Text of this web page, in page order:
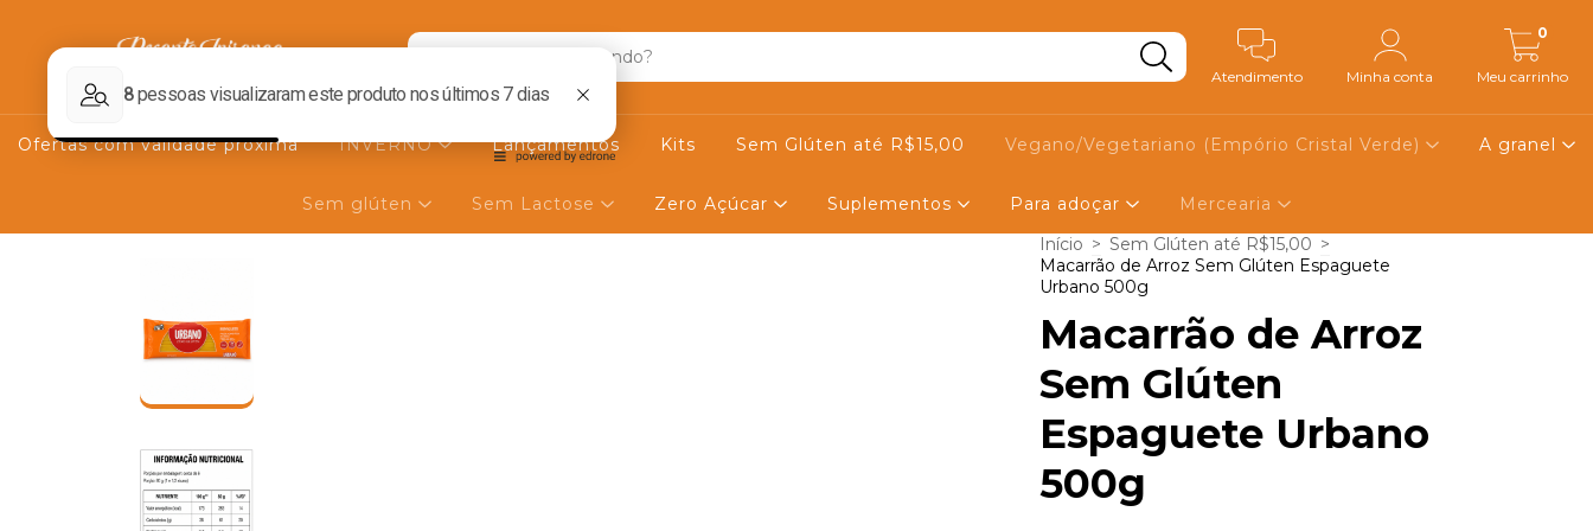
Atendimento Minha conta Meu carrinho
0
Ofertas com validade próxima INVERNO Lançamentos Kits Sem Glúten até R$15,00 Vegano/Vegetariano (Empório Cristal Verde) A granel
Sem glúten Sem Lactose Zero Açúcar Suplementos Para adoçar Mercearia
Início > Sem Glúten até R$15,00 >
Macarrão de Arroz Sem Glúten Espaguete
Urbano 500g
Macarrão de Arroz
Sem Glúten
Espaguete Urbano
500g